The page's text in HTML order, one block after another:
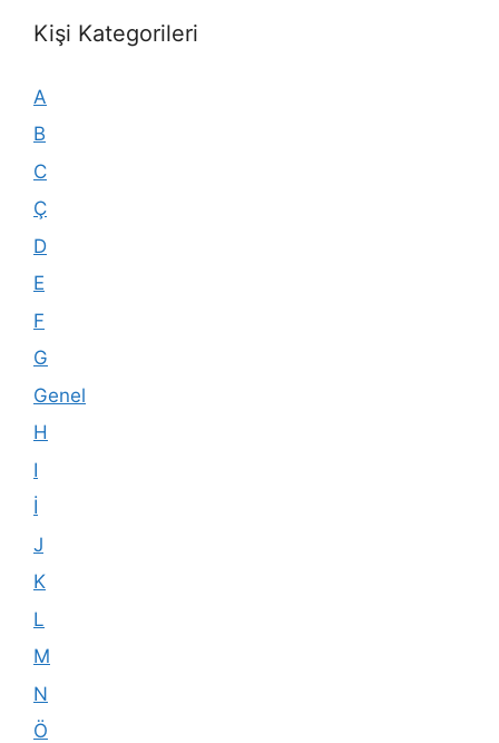
Kişi Kategorileri
A
B
C
Ç
D
E
F
G
Genel
H
I
İ
J
K
L
M
N
Ö